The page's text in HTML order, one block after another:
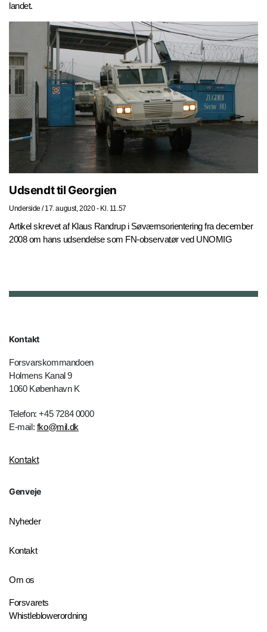
landet.
Udsendt til Georgien
Underside / 17. august, 2020 - Kl. 11.57
Artikel skrevet af Klaus Randrup i Søværnsorientering fra december
2008 om hans udsendelse som FN-observatør ved UNOMIG
Kontakt
Forsvarskommandoen
Holmens Kanal 9
1060 København K
Telefon: +45 7284 0000
E-mail: fko@mil.dk
Kontakt
Genveje
Nyheder
Kontakt
Om os
Forsvarets
Whistleblowerordning